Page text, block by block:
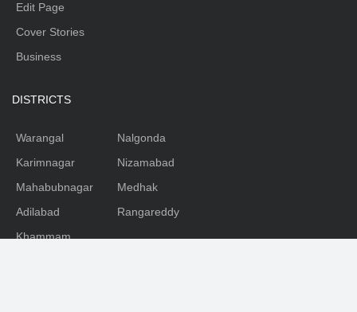
Edit Page
Cover Stories
Business
DISTRICTS
Warangal
Karimnagar
Mahabubnagar
Adilabad
Khammam
Nalgonda
Nizamabad
Medhak
Rangareddy